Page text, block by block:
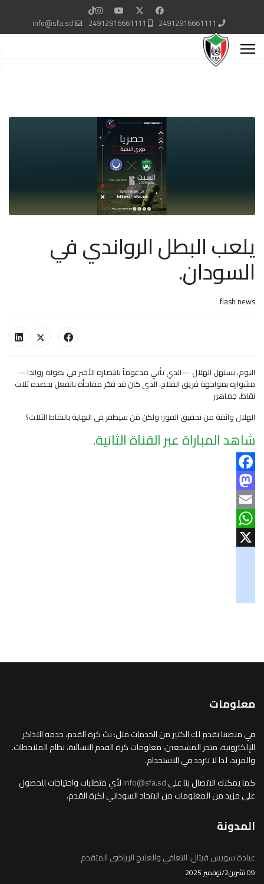
24912916661111
24912916661111
info@sfa.sd
يلعب البطل الرواندي في
السودان.
flash news
اليوم، يستهل الهلال —الذي يأتي مدعوماً بانتصاره الأخير في بطولة رواندا—
مشواره بمواجهة فريق الفلاح، الذي كان قد فجّر مفاجأة بالفعل بحصده ثلاث
نقاط. جماهير
الهلال واثقة من تحقيق الفوز؛ ولكن مَن سيظفر في النهاية بالنقاط الثلاث؟
شاهد المباراة عبر القناة الثانية.
Facebook
Mastodon
Email
WhatsApp
معلومات
في منصتنا نقدم لك الكثير من الخدمات مثل: بث كرة القدم، خدمة التذاكر
الإلكترونية، متجر المشجعين، معلومات كرة القدم النسائية، نظام الملاحظات.
والمزيد، لذا لا تتردد في الاستخدام.
كما يمكنك الاتصال بنا علىinfo@sfa.sdلأي متطلبات واحتياجات للحصول
على مزيد من المعلومات من الاتحاد السوداني لكرة القدم.
المدونة
عيادة سويس فيتال: التعافي والعلاج الرياضي المتقدم
09 تشرين2/نوفمبر 2025